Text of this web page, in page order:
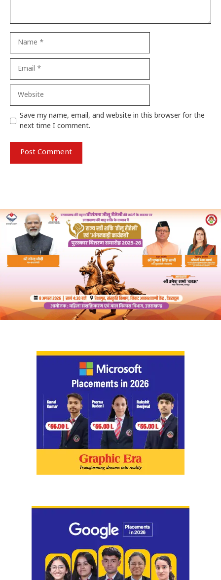
Save my name, email, and website in this browser for the
next time I comment.